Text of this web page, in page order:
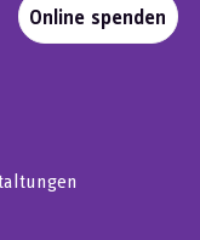
Online spenden